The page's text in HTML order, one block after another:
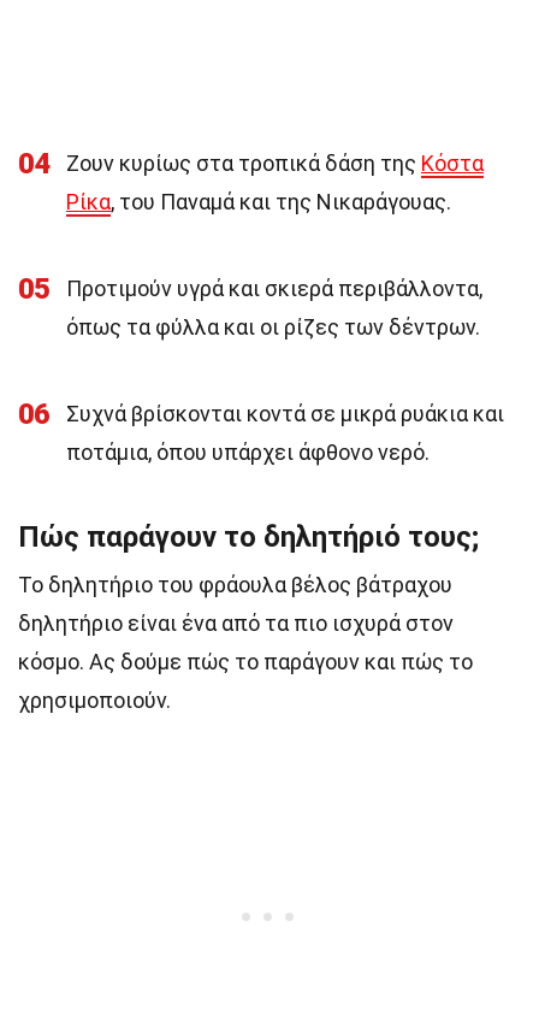
04 Ζουν κυρίως στα τροπικά δάση της Κόστα
Ρίκα, του Παναμά και της Νικαράγουας.
05
Προτιμούν υγρά και σκιερά περιβάλλοντα,
όπως τα φύλλα και οι ρίζες των δέντρων.
06
Συχνά βρίσκονται κοντά σε μικρά ρυάκια και
ποτάμια, όπου υπάρχει άφθονο νερό.
Πώς παράγουν το δηλητήριό τους;
Το δηλητήριο του φράουλα βέλος βάτραχου
δηλητήριο είναι ένα από τα πιο ισχυρά στον
κόσμο. Ας δούμε πώς το παράγουν και πώς το
χρησιμοποιούν.